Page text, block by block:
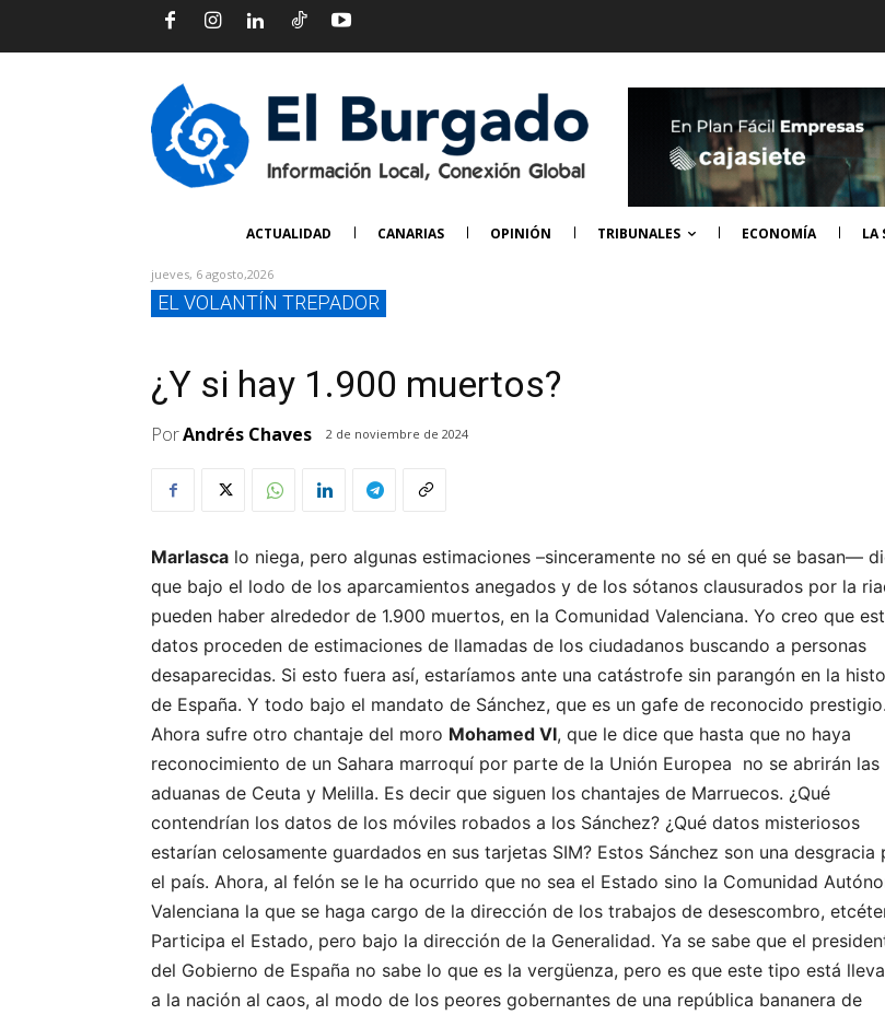
ACTUALIDAD CANARIAS OPINIÓN TRIBUNALES ECONOMÍA LA
jueves, 6 agosto,2026
EL VOLANTÍN TREPADOR
¿Y si hay 1.900 muertos?
PorAndrés Chaves 2 de noviembre de 2024
Marlasca lo niega, pero algunas estimaciones –sinceramente no sé en qué se basan—
que bajo el lodo de los aparcamientos anegados y de los sótanos clausurados por la
pueden haber alrededor de 1.900 muertos, en la Comunidad Valenciana. Yo creo que
datos proceden de estimaciones de llamadas de los ciudadanos buscando a personas
desaparecidas. Si esto fuera así, estaríamos ante una catástrofe sin parangón en la
de España. Y todo bajo el mandato de Sánchez, que es un gafe de reconocido prestigio.
Ahora sufre otro chantaje del moro Mohamed VI, que le dice que hasta que no haya
reconocimiento de un Sahara marroquí por parte de la Unión Europea no se abrirán las
aduanas de Ceuta y Melilla. Es decir que siguen los chantajes de Marruecos. ¿Qué
contendrían los datos de los móviles robados a los Sánchez? ¿Qué datos misteriosos
estarían celosamente guardados en sus tarjetas SIM? Estos Sánchez son una desgracia
el país. Ahora, al felón se le ha ocurrido que no sea el Estado sino la Comunidad
Valenciana la que se haga cargo de la dirección de los trabajos de desescombro,
Participa el Estado, pero bajo la dirección de la Generalidad. Ya se sabe que el
del Gobierno de España no sabe lo que es la vergüenza, pero es que este tipo está
a la nación al caos, al modo de los peores gobernantes de una república bananera de